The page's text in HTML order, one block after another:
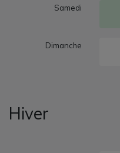
Samedi
Dimanche
Hiver